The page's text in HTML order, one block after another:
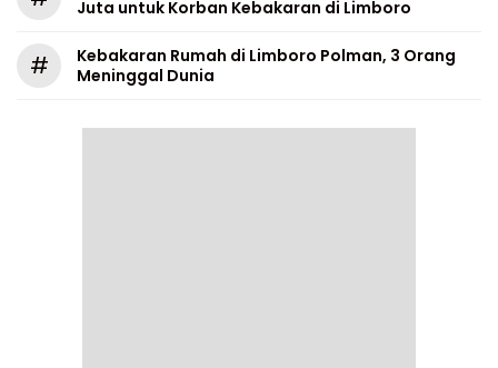
Juta untuk Korban Kebakaran di Limboro
#
Kebakaran Rumah di Limboro Polman, 3 Orang
Meninggal Dunia